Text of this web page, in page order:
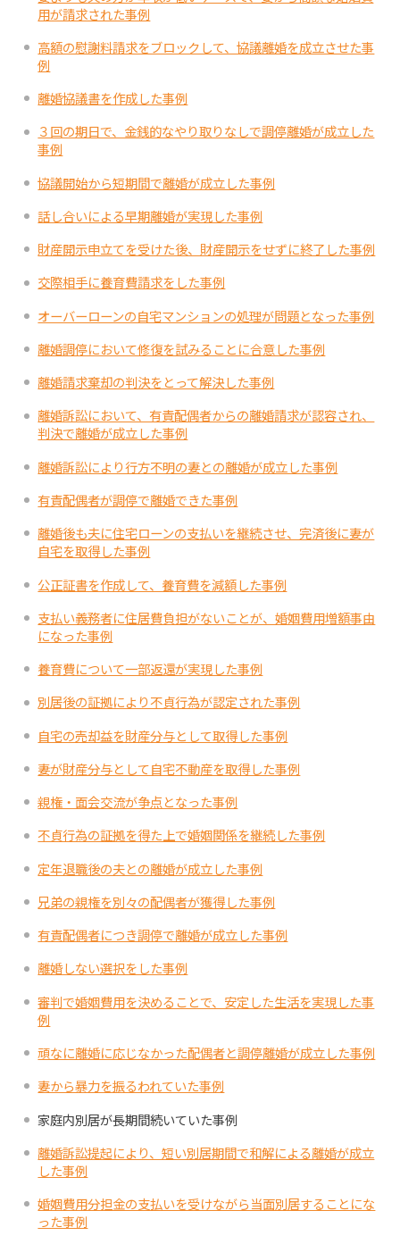
用が請求された事例
高額の慰謝料請求をブロックして、協議離婚を成立させた事
例
離婚協議書を作成した事例
３回の期日で、金銭的なやり取りなしで調停離婚が成立した
事例
協議開始から短期間で離婚が成立した事例
話し合いによる早期離婚が実現した事例
財産開示申立てを受けた後、財産開示をせずに終了した事例
交際相手に養育費請求をした事例
オーバーローンの自宅マンションの処理が問題となった事例
離婚調停において修復を試みることに合意した事例
離婚請求棄却の判決をとって解決した事例
離婚訴訟において、有責配偶者からの離婚請求が認容され、
判決で離婚が成立した事例
離婚訴訟により行方不明の妻との離婚が成立した事例
有責配偶者が調停で離婚できた事例
離婚後も夫に住宅ローンの支払いを継続させ、完済後に妻が
自宅を取得した事例
公正証書を作成して、養育費を減額した事例
支払い義務者に住居費負担がないことが、婚姻費用増額事由
になった事例
養育費について一部返還が実現した事例
別居後の証拠により不貞行為が認定された事例
自宅の売却益を財産分与として取得した事例
妻が財産分与として自宅不動産を取得した事例
親権・面会交流が争点となった事例
不貞行為の証拠を得た上で婚姻関係を継続した事例
定年退職後の夫との離婚が成立した事例
兄弟の親権を別々の配偶者が獲得した事例
有責配偶者につき調停で離婚が成立した事例
離婚しない選択をした事例
審判で婚姻費用を決めることで、安定した生活を実現した事
例
頑なに離婚に応じなかった配偶者と調停離婚が成立した事例
妻から暴力を振るわれていた事例
家庭内別居が長期間続いていた事例
離婚訴訟提起により、短い別居期間で和解による離婚が成立
した事例
婚姻費用分担金の支払いを受けながら当面別居することにな
った事例